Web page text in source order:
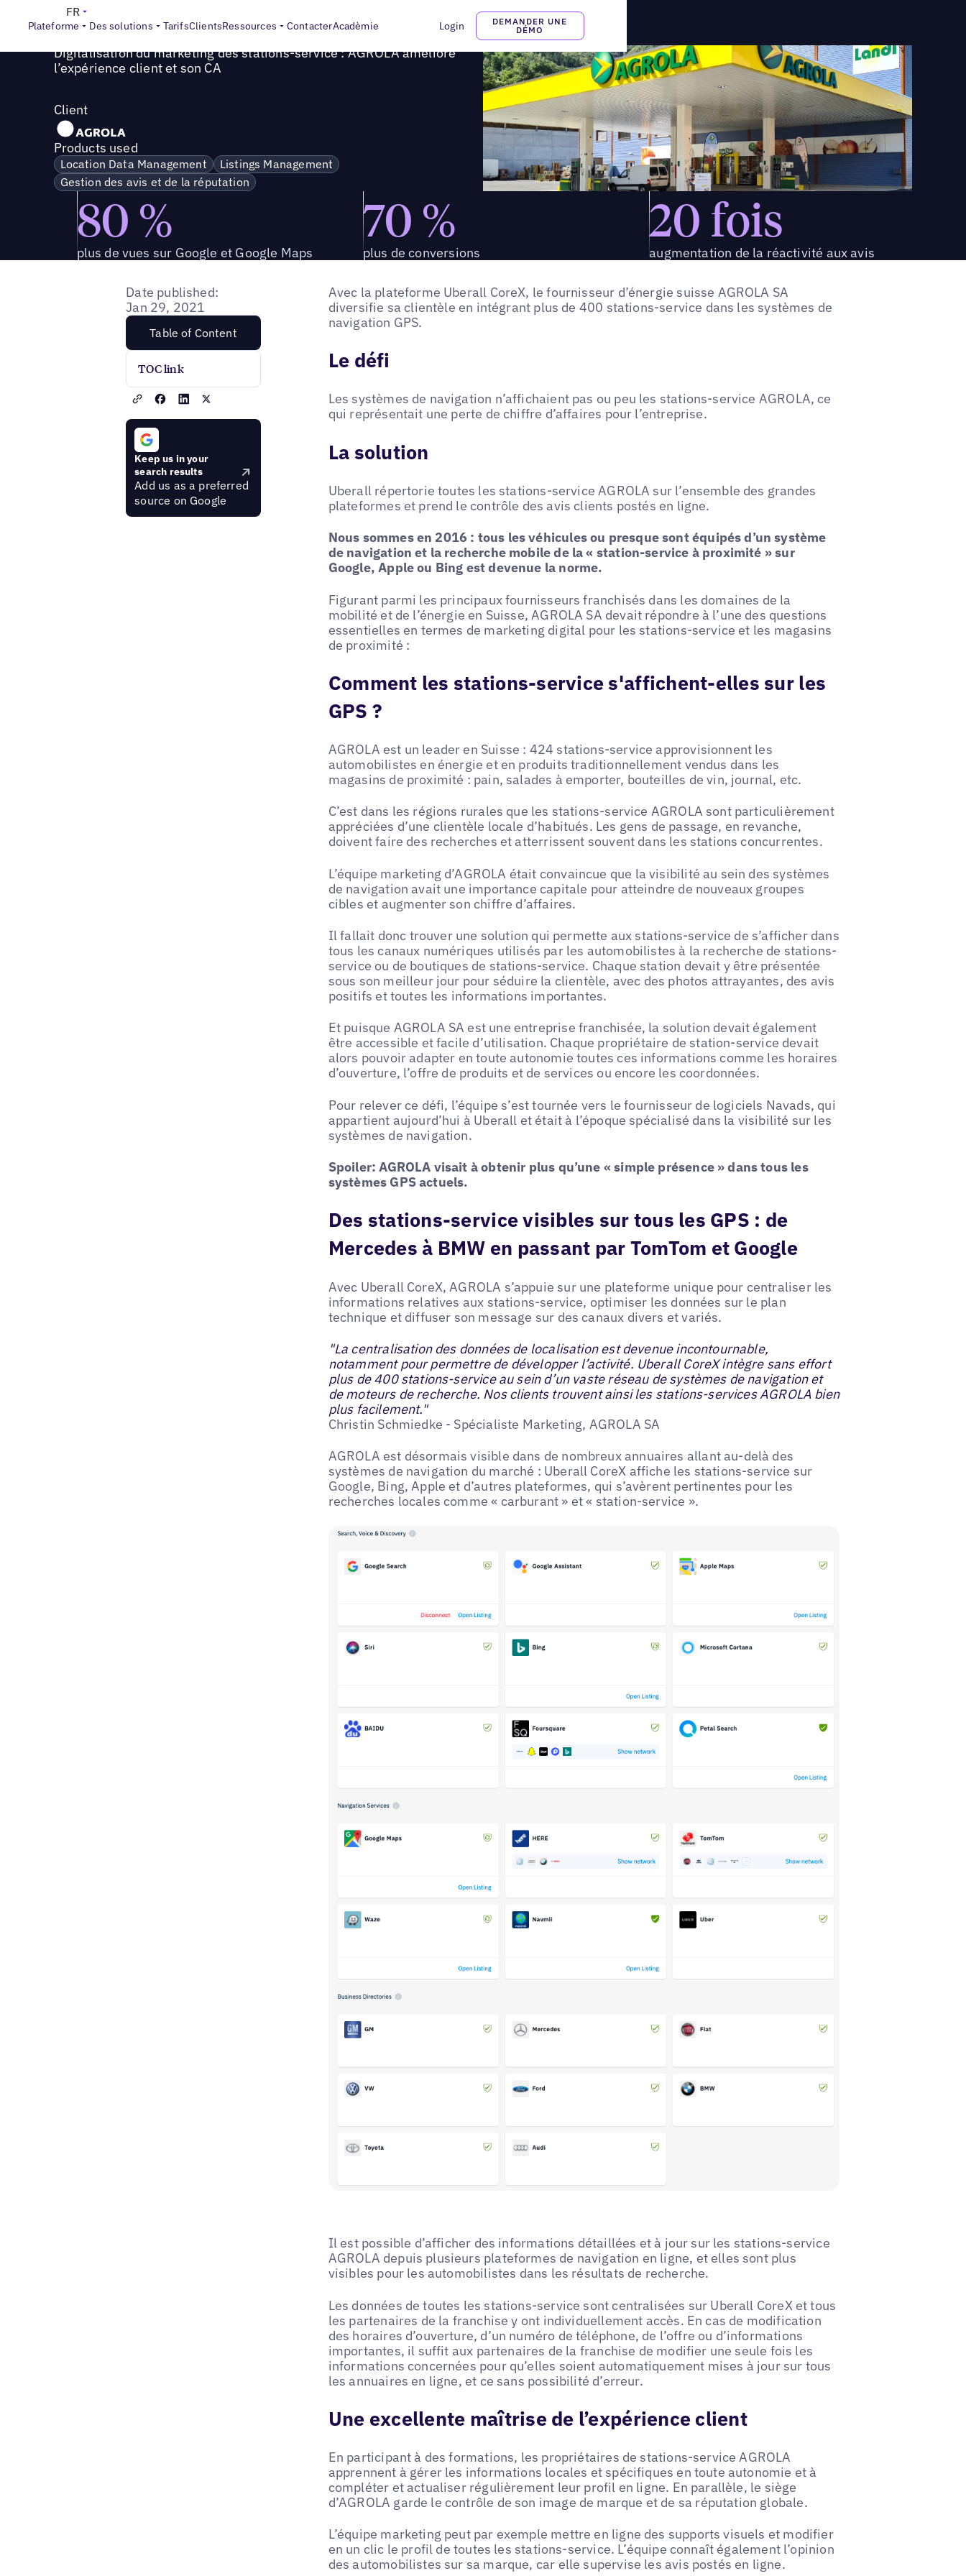
Plateforme Des solutions TarifsClientsRessources ContacterAcadèmie Login
DEMANDER UNE
DÉMO
FR
Success Story
Digitalisation du marketing des stations-service : AGROLA améliore
l’expérience client et son CA
Client
Products used
Location Data Management
Listings Management
Gestion des avis et de la réputation
80 %
plus de vues sur Google et Google Maps
70 %
plus de conversions
20 fois
augmentation de la réactivité aux avis
Date published:
Jan 29, 2021
Table of Content
TOC link
Keep us in your
search results
Add us as a preferred
source on Google
Avec la plateforme Uberall CoreX, le fournisseur d’énergie suisse AGROLA SA
diversifie sa clientèle en intégrant plus de 400 stations-service dans les systèmes de
navigation GPS.
Le défi
Les systèmes de navigation n’affichaient pas ou peu les stations-service AGROLA, ce
qui représentait une perte de chiffre d’affaires pour l’entreprise.
La solution
Uberall répertorie toutes les stations-service AGROLA sur l’ensemble des grandes
plateformes et prend le contrôle des avis clients postés en ligne.
Nous sommes en 2016 : tous les véhicules ou presque sont équipés d’un système
de navigation et la recherche mobile de la « station-service à proximité » sur
Google, Apple ou Bing est devenue la norme.
Figurant parmi les principaux fournisseurs franchisés dans les domaines de la
mobilité et de l’énergie en Suisse, AGROLA SA devait répondre à l’une des questions
essentielles en termes de marketing digital pour les stations-service et les magasins
de proximité :
Comment les stations-service s'affichent-elles sur les
GPS ?
AGROLA est un leader en Suisse : 424 stations-service approvisionnent les
automobilistes en énergie et en produits traditionnellement vendus dans les
magasins de proximité : pain, salades à emporter, bouteilles de vin, journal, etc.
C’est dans les régions rurales que les stations-service AGROLA sont particulièrement
appréciées d’une clientèle locale d’habitués. Les gens de passage, en revanche,
doivent faire des recherches et atterrissent souvent dans les stations concurrentes.
L’équipe marketing d’AGROLA était convaincue que la visibilité au sein des systèmes
de navigation avait une importance capitale pour atteindre de nouveaux groupes
cibles et augmenter son chiffre d’affaires.
Il fallait donc trouver une solution qui permette aux stations-service de s’afficher dans
tous les canaux numériques utilisés par les automobilistes à la recherche de stations-
service ou de boutiques de stations-service. Chaque station devait y être présentée
sous son meilleur jour pour séduire la clientèle, avec des photos attrayantes, des avis
positifs et toutes les informations importantes.
Et puisque AGROLA SA est une entreprise franchisée, la solution devait également
être accessible et facile d’utilisation. Chaque propriétaire de station-service devait
alors pouvoir adapter en toute autonomie toutes ces informations comme les horaires
d’ouverture, l’offre de produits et de services ou encore les coordonnées.
Pour relever ce défi, l’équipe s’est tournée vers le fournisseur de logiciels Navads, qui
appartient aujourd’hui à Uberall et était à l’époque spécialisé dans la visibilité sur les
systèmes de navigation.
Spoiler: AGROLA visait à obtenir plus qu’une « simple présence » dans tous les
systèmes GPS actuels.
Des stations-service visibles sur tous les GPS : de
Mercedes à BMW en passant par TomTom et Google
Avec Uberall CoreX, AGROLA s’appuie sur une plateforme unique pour centraliser les
informations relatives aux stations-service, optimiser les données sur le plan
technique et diffuser son message sur des canaux divers et variés.
"La centralisation des données de localisation est devenue incontournable,
notamment pour permettre de développer l’activité. Uberall CoreX intègre sans effort
plus de 400 stations-service au sein d’un vaste réseau de systèmes de navigation et
de moteurs de recherche. Nos clients trouvent ainsi les stations-services AGROLA bien
plus facilement."
Christin Schmiedke - Spécialiste Marketing, AGROLA SA
AGROLA est désormais visible dans de nombreux annuaires allant au-delà des
systèmes de navigation du marché : Uberall CoreX affiche les stations-service sur
Google, Bing, Apple et d’autres plateformes, qui s’avèrent pertinentes pour les
recherches locales comme « carburant » et « station-service ».
Il est possible d’afficher des informations détaillées et à jour sur les stations-service
AGROLA depuis plusieurs plateformes de navigation en ligne, et elles sont plus
visibles pour les automobilistes dans les résultats de recherche.
Les données de toutes les stations-service sont centralisées sur Uberall CoreX et tous
les partenaires de la franchise y ont individuellement accès. En cas de modification
des horaires d’ouverture, d’un numéro de téléphone, de l’offre ou d’informations
importantes, il suffit aux partenaires de la franchise de modifier une seule fois les
informations concernées pour qu’elles soient automatiquement mises à jour sur tous
les annuaires en ligne, et ce sans possibilité d’erreur.
Une excellente maîtrise de l’expérience client
En participant à des formations, les propriétaires de stations-service AGROLA
apprennent à gérer les informations locales et spécifiques en toute autonomie et à
compléter et actualiser régulièrement leur profil en ligne. En parallèle, le siège
d’AGROLA garde le contrôle de son image de marque et de sa réputation globale.
L’équipe marketing peut par exemple mettre en ligne des supports visuels et modifier
en un clic le profil de toutes les stations-service. L’équipe connaît également l’opinion
des automobilistes sur sa marque, car elle supervise les avis postés en ligne.